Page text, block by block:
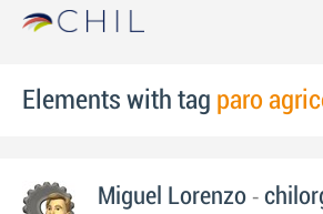
Elements with tag paro
Miguel Lorenzo -